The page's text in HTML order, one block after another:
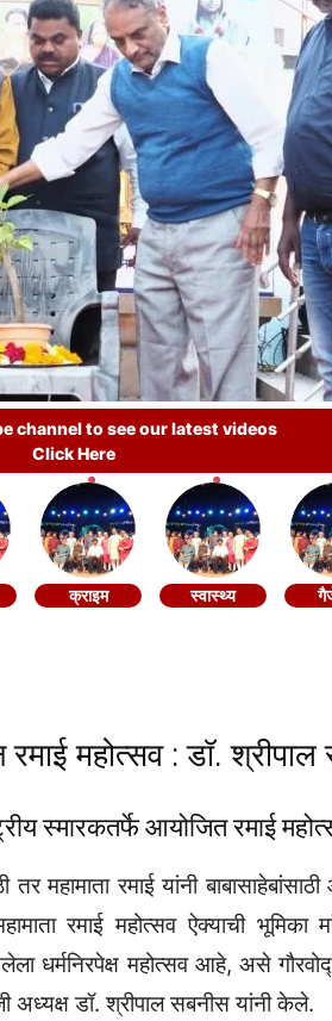
channel to see our latest videos
Click Here
क्राइम स्वास्थ्य
रमाई महोत्सव : डॉ.
स्मारकतर्फे आयोजित रमाई
महामाता रमाई यांनी
रमाई महोत्सव ऐक्याची भूमिका
धर्मनिरपेक्ष महोत्सव आहे, असे
अध्यक्ष डॉ. श्रीपाल सबनीस यांनी केले.